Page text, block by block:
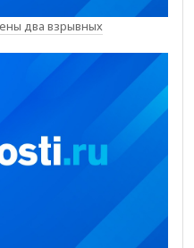
два взрывных